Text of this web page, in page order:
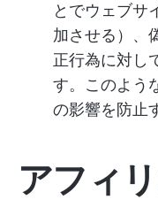
とでウェブサ
加させる）、
正行為に対し
す。このよう
の影響を防止
アフィ